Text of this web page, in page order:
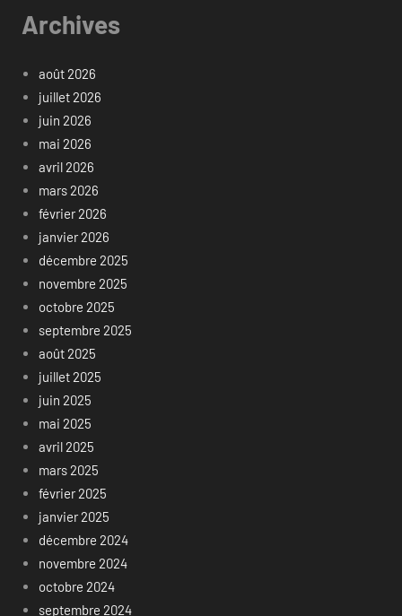
Archives
août 2026
juillet 2026
juin 2026
mai 2026
avril 2026
mars 2026
février 2026
janvier 2026
décembre 2025
novembre 2025
octobre 2025
septembre 2025
août 2025
juillet 2025
juin 2025
mai 2025
avril 2025
mars 2025
février 2025
janvier 2025
décembre 2024
novembre 2024
octobre 2024
septembre 2024